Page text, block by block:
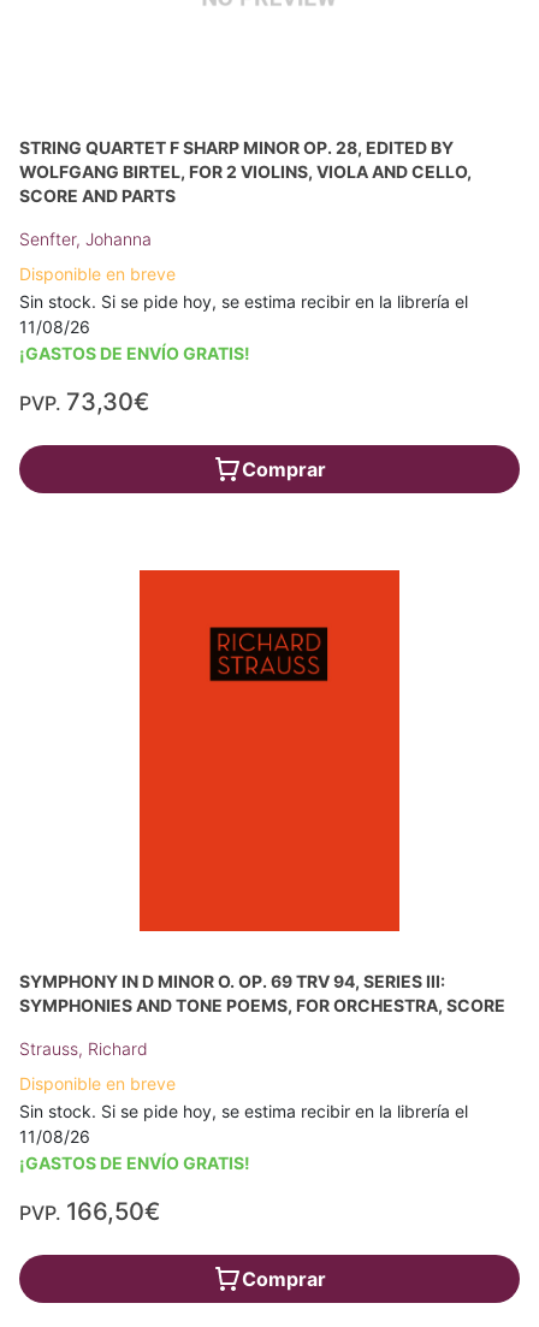
STRING QUARTET F SHARP MINOR OP. 28, EDITED BY
WOLFGANG BIRTEL, FOR 2 VIOLINS, VIOLA AND CELLO,
SCORE AND PARTS
Senfter, Johanna
Disponible en breve
Sin stock. Si se pide hoy, se estima recibir en la librería el
11/08/26
¡GASTOS DE ENVÍO GRATIS!
PVP. 73,30€
Comprar
SYMPHONY IN D MINOR O. OP. 69 TRV 94, SERIES III:
SYMPHONIES AND TONE POEMS, FOR ORCHESTRA, SCORE
Strauss, Richard
Disponible en breve
Sin stock. Si se pide hoy, se estima recibir en la librería el
11/08/26
¡GASTOS DE ENVÍO GRATIS!
PVP. 166,50€
Comprar